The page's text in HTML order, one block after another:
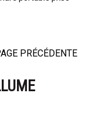
PRÉCÉDENTE